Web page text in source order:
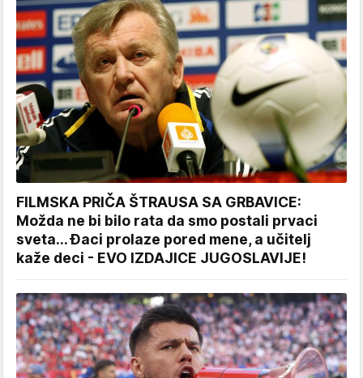
FILMSKA PRIČA ŠTRAUSA SA GRBAVICE:
Možda ne bi bilo rata da smo postali prvaci
sveta... Đaci prolaze pored mene, a učitelj
kaže deci - EVO IZDAJICE JUGOSLAVIJE!